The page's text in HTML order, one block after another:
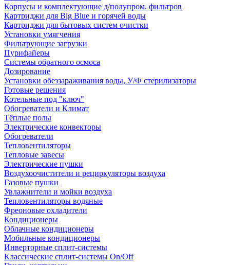
Корпусы и комплектующие д/полупром. фильтров
Картриджи для Big Blue и горячей воды
Картриджи для бытовых систем очистки
Установки умягчения
Фильтрующие загрузки
Пурифайеры
Системы обратного осмоса
Дозирование
Установки обеззараживания воды, У/Ф стерилизаторы
Готовые решения
Котельные под "ключ"
Обогреватели и Климат
Тёплые полы
Электрические конвекторы
Обогреватели
Тепловентиляторы
Тепловые завесы
Электрические пушки
Воздухоочистители и рециркуляторы воздуха
Газовые пушки
Увлажнители и мойки воздуха
Тепловентиляторы водяные
Фреоновые охладители
Кондиционеры
Облачные кондиционеры
Мобильные кондиционеры
Инверторные сплит-системы
Классические сплит-системы On/Off